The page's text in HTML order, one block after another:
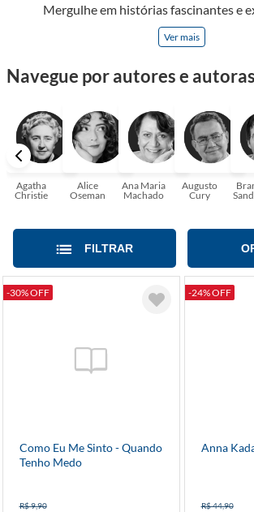
Mergulhe em histórias fascinantes e
horizontes, onde cada página é uma
universos e perspectivas. Ler nos permite
e tenha a oportunidade de alcançar o
passe um tempo no mundo da
transforma vidas e estamos aqui para
sua! Tenha certeza, temos o livro
Ver mais
Navegue por autores e autoras
Agatha
Christie
Alice
Oseman
Ana Maria
Machado
Augusto
Cury
FILTRAR
-30% OFF
Como Eu Me Sinto - Quando
Tenho Medo
R$ 9,90
-24% OFF
Anna
R$ 44,90